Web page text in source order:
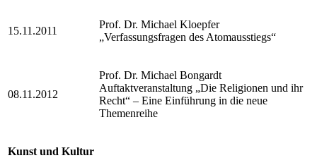
15.11.2011
Prof. Dr. Michael Kloepfer
„Verfassungsfragen des Atomausstiegs“
08.11.2012
Prof. Dr. Michael Bongardt
Auftaktveranstaltung „Die Religionen und ihr
Recht“ – Eine Einführung in die neue
Themenreihe
Kunst und Kultur